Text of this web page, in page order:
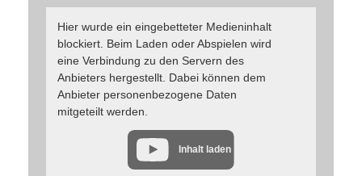
Hier wurde ein eingebetteter Medieninhalt
blockiert. Beim Laden oder Abspielen wird
eine Verbindung zu den Servern des
Anbieters hergestellt. Dabei können dem
Anbieter personenbezogene Daten
mitgeteilt werden.
Inhalt laden